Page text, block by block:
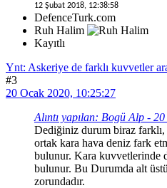
12 Şubat 2018, 12:38:58
DefenceTurk.com
Ruh Halim
Kayıtlı
Ynt: Askeriye de farklı kuvvetler
#3
20 Ocak 2020, 10:25:27
Alıntı yapılan: Bogü Alp -
Dediğiniz durum biraz
ortak kara hava deniz fark
bulunur. Kara kuvvetlerinde
bulunur. Bu Durumda alt
zorundadır.